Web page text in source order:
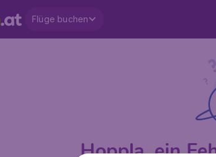
Flüge buchen
Hoppla, ein